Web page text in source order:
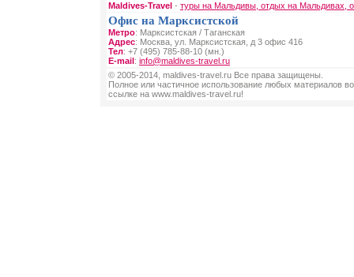
Maldives-Travel - туры на Мальдивы, отдых на Мальдивах,
Офис на Марксистской
Метро: Марксистская / Таганская
Адрес: Москва, ул. Марксистская, д 3 офис 416
Тел: +7 (495) 785-88-10 (мн.)
E-mail: info@maldives-travel.ru
© 2005-2014, maldives-travel.ru Все права защищены.
Полное или частичное использование любых материалов
ссылке на www.maldives-travel.ru!